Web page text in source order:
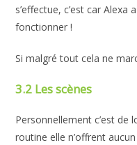
s’effectue, c’est car Alexa
fonctionner !
Si malgré tout cela ne
3.2 Les scènes
Personnellement c’est de
routine elle n’offrent